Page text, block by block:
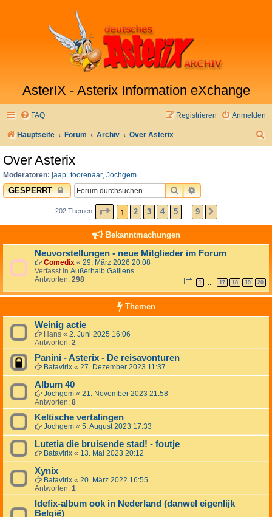
AsterIX - Asterix Information eXchange
FAQ Anmelden
Registrieren
Hauptseite Forum Archiv Over Asterix
Over Asterix
Moderatoren: jaap_toorenaar, Jochgem
GESPERRT SUCHEERWEITERTE
202 Themen SEITE1 VON9
1 2 3 4 5 9
Bekanntmachungen
Neuvorstellungen - neue Mitglieder im Forum
Comedix « 29. März 2026 20:08
Verfasst in Außerhalb Galliens
Antworten: 298 1 … 17 18 19 20
Themen
Weinig actie
Hans « 2. Juni 2025 16:06
Antworten: 2
Panini - Asterix - De reisavonturen
Batavirix « 27. Dezember 2023 11:37
Album 40
Jochgem « 21. November 2023 21:58
Antworten: 8
Keltische vertalingen
Jochgem « 5. August 2023 17:33
Lutetia die bruisende stad! - foutje
Batavirix « 13. Mai 2023 20:12
Xynix
Batavirix « 20. März 2022 16:55
Antworten: 1
Idefix-album ook in Nederland (danwel eigenlijk
België)